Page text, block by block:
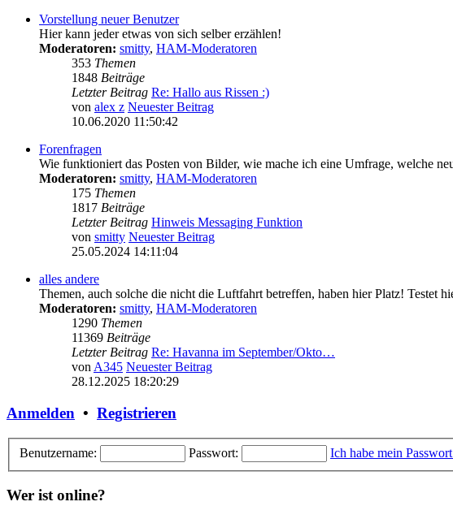
Vorstellung neuer Benutzer
Hier kann jeder etwas von sich selber erzählen!
Moderatoren: smitty, HAM-Moderatoren
353 Themen
1848 Beiträge
Letzter Beitrag Re: Hallo aus Rissen :)
von alex z Neuester Beitrag
10.06.2020 11:50:42
Forenfragen
Wie funktioniert das Posten von Bilder, wie mache ich eine Umfrage, welche
Moderatoren: smitty, HAM-Moderatoren
175 Themen
1817 Beiträge
Letzter Beitrag Hinweis Messaging Funktion
von smitty Neuester Beitrag
25.05.2024 14:11:04
alles andere
Themen, auch solche die nicht die Luftfahrt betreffen, haben hier Platz! Testet
Moderatoren: smitty, HAM-Moderatoren
1290 Themen
11369 Beiträge
Letzter Beitrag Re: Havanna im September/Okto…
vonA345 Neuester Beitrag
28.12.2025 18:20:29
Anmelden • Registrieren
Benutzername: Passwort: Ich habe mein
Wer ist online?